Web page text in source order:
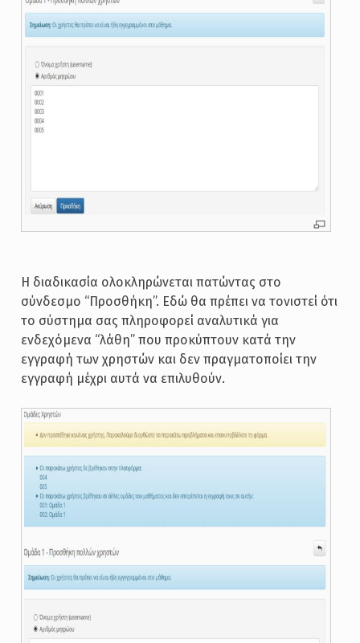
Η διαδικασία ολοκληρώνεται πατώντας στο
σύνδεσμο “Προσθήκη”. Εδώ θα πρέπει να τονιστεί ότι
το σύστημα σας πληροφορεί αναλυτικά για
ενδεχόμενα “λάθη” που προκύπτουν κατά την
εγγραφή των χρηστών και δεν πραγματοποίει την
εγγραφή μέχρι αυτά να επιλυθούν.